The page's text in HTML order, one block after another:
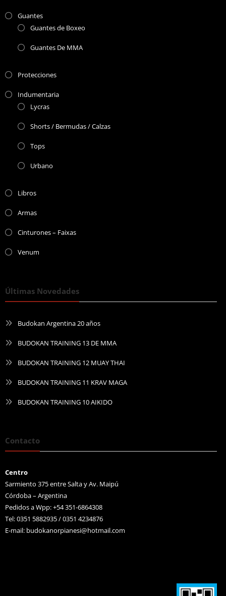
Guantes
Guantes de Boxeo
Guantes De MMA
Protecciones
Indumentaria
Lycras
Shorts / Bermudas / Calzas
Tops
Urbano
Libros
Armas
Cinturones – Faixas
Venum
Últimas Novedades
Budokan Argentina 20 años
BUDOKAN TRAINING 13 DE MMA
BUDOKAN TRAINING 12 MUAY THAI
BUDOKAN TRAINING 11 KRAV MAGA
BUDOKAN TRAINING 10 AIKIDO
Contacto
Centro
Sarmiento 375 entre Salta y Av. Maipú
Córdoba – Argentina
Pedidos a Wpp: +54 351-6864308
Tel: 0351 5882935 / 0351 4234876
E-mail: budokanorpianesi@hotmail.com